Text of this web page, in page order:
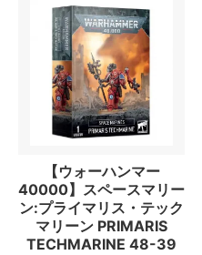
【ウォーハンマー
40000】スペースマリー
ン:プライマリス・テック
マリーン PRIMARIS
TECHMARINE 48-39